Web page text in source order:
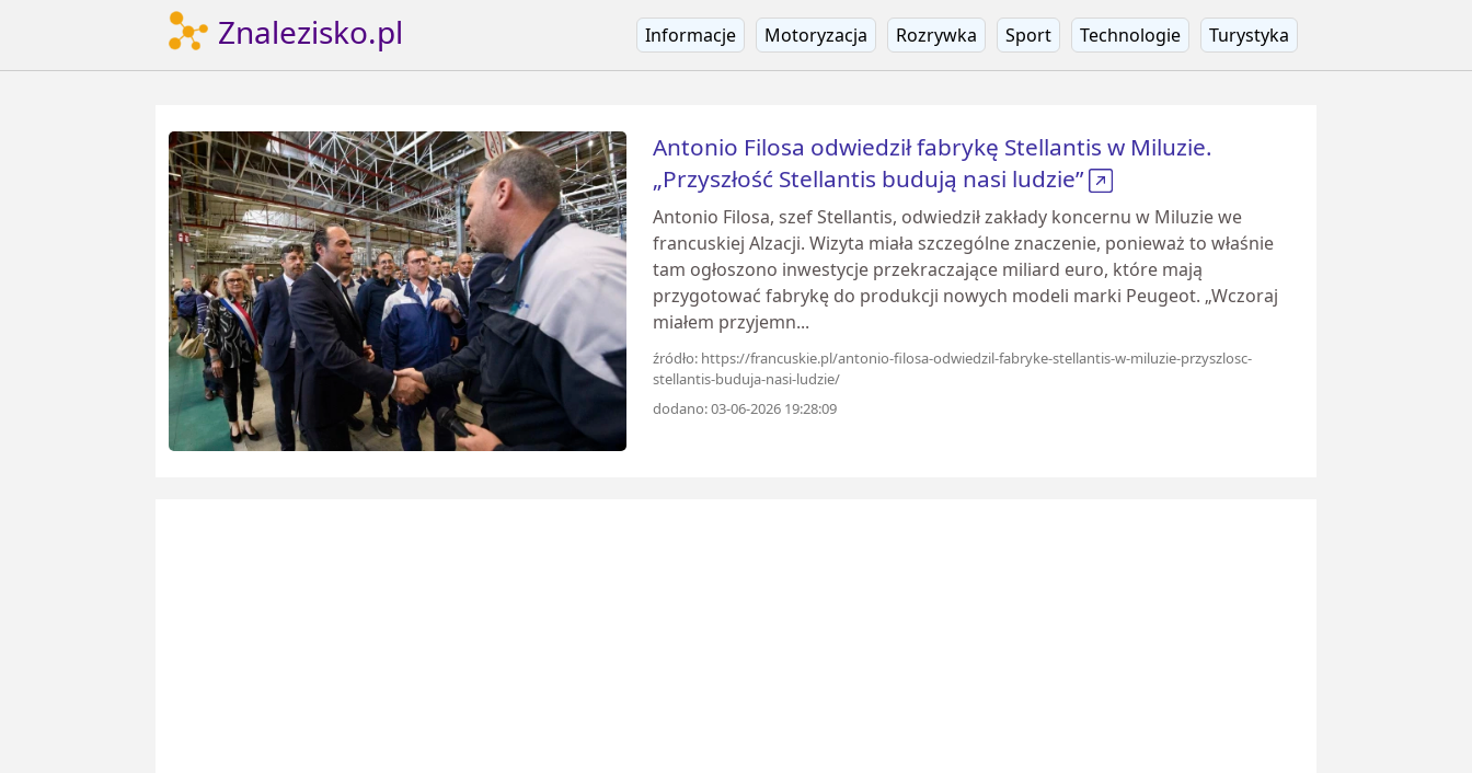
Znalezisko.pl Informacje Motoryzacja Rozrywka Sport Technologie Turystyka
Antonio Filosa odwiedził fabrykę Stellantis w Miluzie.
„Przyszłość Stellantis budują nasi ludzie”
Antonio Filosa, szef Stellantis, odwiedził zakłady koncernu w Miluzie we
francuskiej Alzacji. Wizyta miała szczególne znaczenie, ponieważ to właśnie
tam ogłoszono inwestycje przekraczające miliard euro, które mają
przygotować fabrykę do produkcji nowych modeli marki Peugeot. „Wczoraj
miałem przyjemn...
źródło: https://francuskie.pl/antonio-filosa-odwiedzil-fabryke-stellantis-w-miluzie-przyszlosc-
stellantis-buduja-nasi-ludzie/
dodano: 03-06-2026 19:28:09